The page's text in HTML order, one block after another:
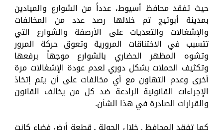
حيث تفقد محافظ أسيوط، عدداً من الشوارع والميادين
بمدينة أبوتيج تم خلالها رصد عدد من المخالفات
والإشغالات والتعديات على الأرصفة والشوارع التي
تتسبب في الاختناقات المرورية وتعوق حركة المرور
وتشوه المظهر الحضاري بالشوارع موجهاً برفعها
وتكثيف الحملات بشكل دوري لعدم عودة الإشغالات مرة
أخرى وعدم التهاون مع أي مخالفات على أن يتم إتخاذ
الإجراءات القانونية الرادعة ضد كل من يخالف القانون
والقرارات الصادرة في هذا الشأن.